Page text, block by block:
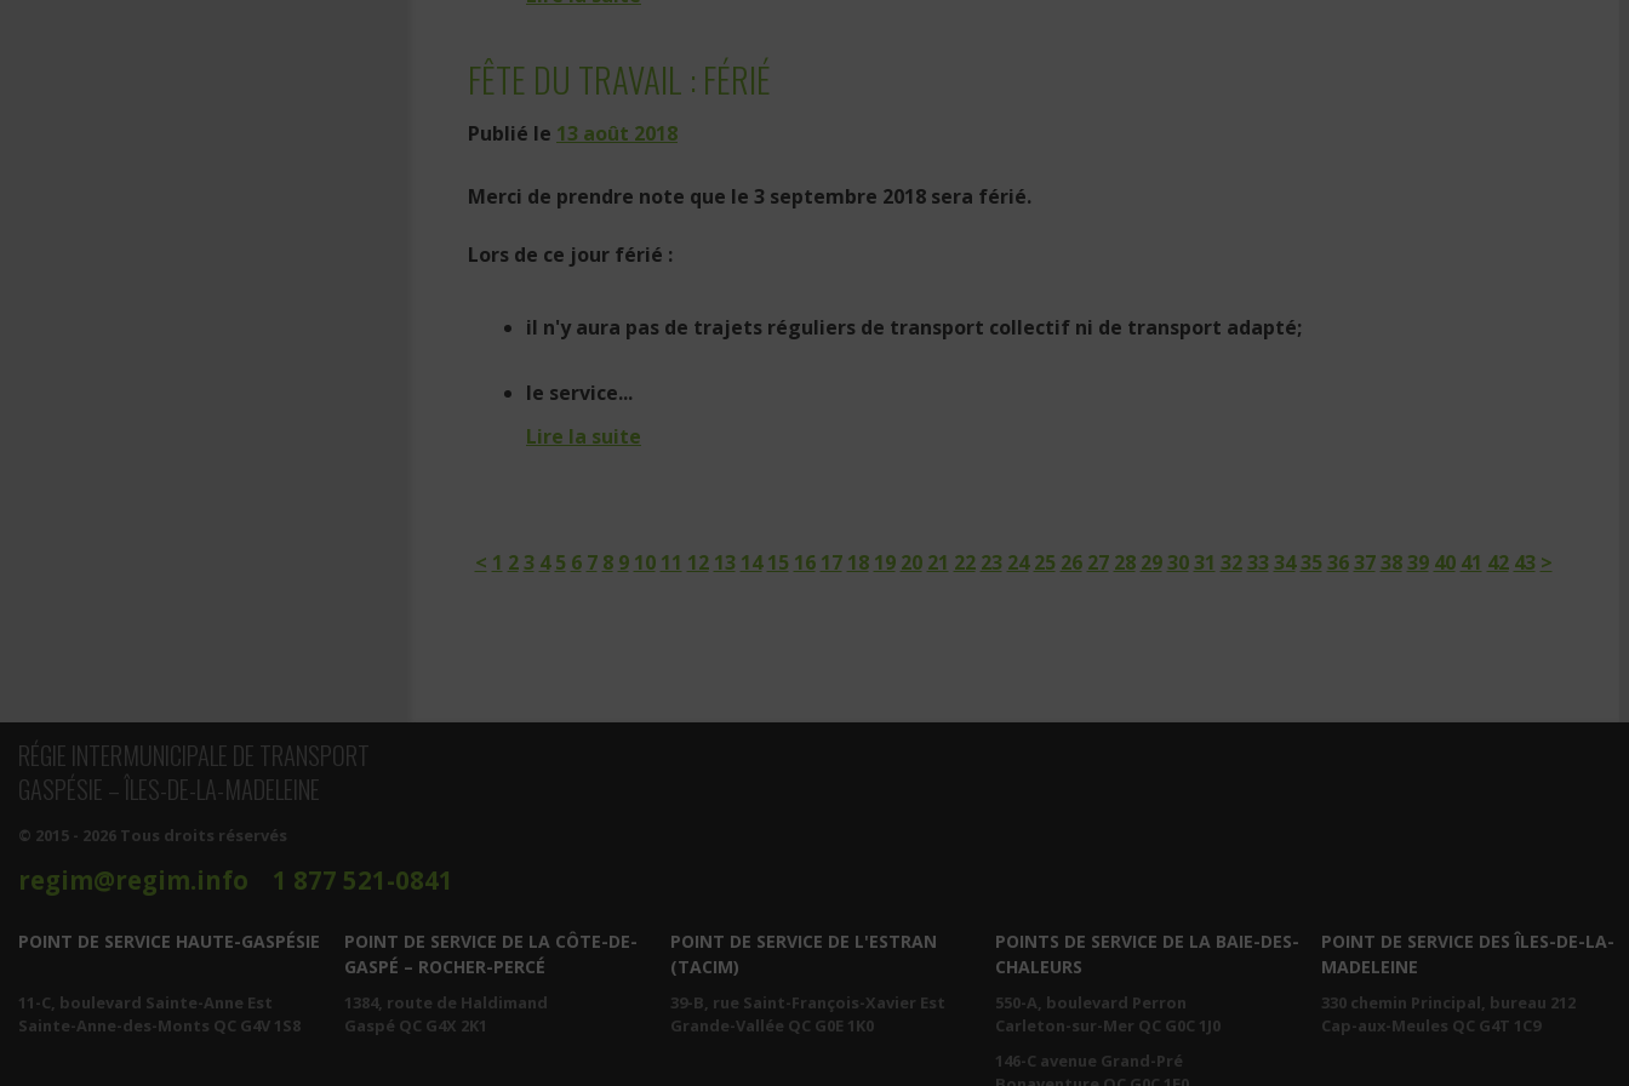
FÊTE DU TRAVAIL : FÉRIÉ
Publié le 13 août 2018
Merci de prendre note que le 3 septembre 2018 sera férié.
Lors de ce jour férié :
il n'y aura pas de trajets réguliers de transport collectif ni de transport adapté;
le service...
Lire la suite
< 1 2 3 4 5 6 7 8 9 10 11 12 13 14 15 16 17 18 19 20 21 22 23 24 25 26 27 28 29 30 31 32 33 34 35 36 37 38 39 40 41 42 43 >
RÉGIE INTERMUNICIPALE DE TRANSPORT
GASPÉSIE – ÎLES-DE-LA-MADELEINE
© 2015 - 2026 Tous droits réservés
regim@regim.info 1 877 521-0841
POINT DE SERVICE HAUTE-GASPÉSIE
11-C, boulevard Sainte-Anne Est
Sainte-Anne-des-Monts QC G4V 1S8
POINT DE SERVICE DE LA CÔTE-DE-
GASPÉ – ROCHER-PERCÉ
1384, route de Haldimand
Gaspé QC G4X 2K1
POINT DE SERVICE DE L'ESTRAN
(TACIM)
39-B, rue Saint-François-Xavier Est
Grande-Vallée QC G0E 1K0
POINTS DE SERVICE DE LA BAIE-DES-
CHALEURS
550-A, boulevard Perron
Carleton-sur-Mer QC G0C 1J0
146-C avenue Grand-Pré
POINT DE SERVICE DES ÎLES-DE-LA-
MADELEINE
330 chemin Principal, bureau 212
Cap-aux-Meules QC G4T 1C9